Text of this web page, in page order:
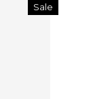
Sale